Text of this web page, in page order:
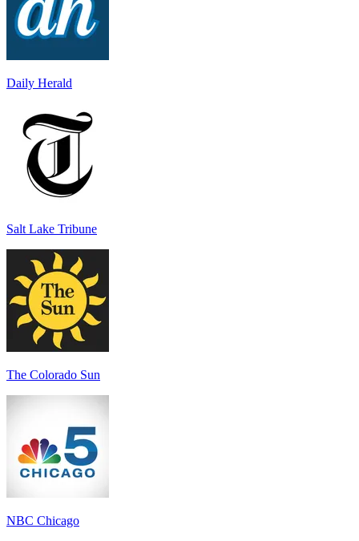
Daily Herald
Salt Lake Tribune
The Colorado Sun
NBC Chicago